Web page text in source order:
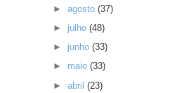
►agosto(37)
► julho(48)
► junho(33)
► maio(33)
►abril(23)